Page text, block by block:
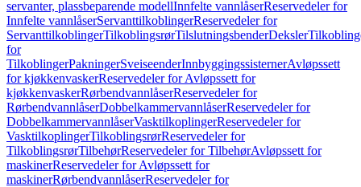
servanter, plassbeparende modellInnfelte vannlåserReservedeler for
Innfelte vannlåserServanttilkoblingerReservedeler for
ServanttilkoblingerTilkoblingsrørTilslutningsbenderDeksler
for
TilkoblingerPakningerSveiseenderInnbyggingssisternerAvløpssett
for kjøkkenvaskerReservedeler for Avløpssett for
kjøkkenvaskerRørbendvannlåserReservedeler for
RørbendvannlåserDobbelkammervannlåserReservedeler for
DobbelkammervannlåserVasktilkoplingerReservedeler for
VasktilkoplingerTilkoblingsrørReservedeler for
TilkoblingsrørTilbehørReservedeler for TilbehørAvløpssett for
maskinerReservedeler for Avløpssett for
maskinerRørbendvannlåserReservedeler for